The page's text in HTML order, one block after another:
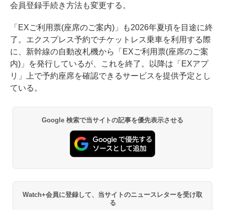
会員登録手続き方法も変更する。
「EXご利用票(座席のご案内)」も2026年夏頃を目途に終
了。エクスプレス予約でチケットレス乗車を利用する際
に、新幹線の自動改札機から「EXご利用票(座席のご案
内)」を発行しているが、これを終了。以降は「EXアプ
リ」上で予約座席を確認できるサービスを提供予定とし
ている。
Google 検索で当サイトの記事を優先表示させる
Watch+会員に登録して、当サイトのニュースレターを受け取
る